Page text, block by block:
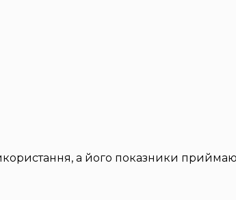
а його показники